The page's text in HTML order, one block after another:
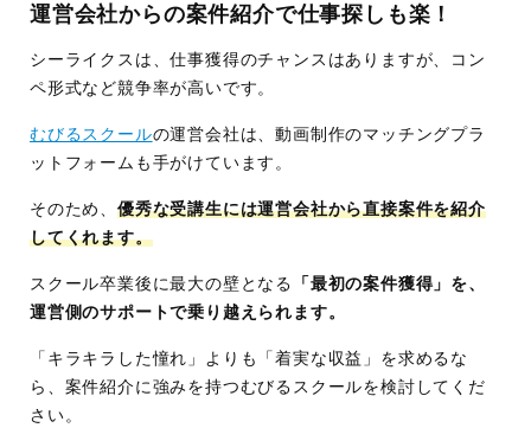
運営会社からの案件紹介で仕事探しも楽！
シーライクスは、仕事獲得のチャンスはありますが、コン
ペ形式など競争率が高いです。
むびるスクールの運営会社は、動画制作のマッチングプラ
ットフォームも手がけています。
そのため、 優秀な受講生には運営会社から直接案件を紹介
してくれます。
スクール卒業後に最大の壁となる
「最初の案件獲得」を、
運営側のサポートで乗り越えられます。
「キラキラした憧れ」よりも「着実な収益」を求めるな
ら、案件紹介に強みを持つむびるスクールを検討してくだ
さい。